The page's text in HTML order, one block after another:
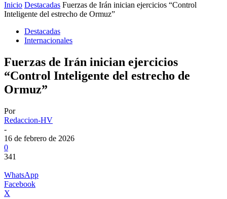
Inicio Destacadas Fuerzas de Irán inician ejercicios “Control
Inteligente del estrecho de Ormuz”
Destacadas
Internacionales
Fuerzas de Irán inician ejercicios
“Control Inteligente del estrecho de
Ormuz”
Por
Redaccion-HV
-
16 de febrero de 2026
0
341
WhatsApp
Facebook
X